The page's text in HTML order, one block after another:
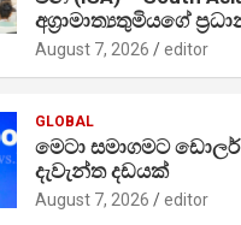
අග්‍රාමාත්‍යතුමියගේ
August 7, 2026 editor
GLOBAL
මෙටා සමාගමට
දැවැන්ත දඩයක්
August 7, 2026 editor